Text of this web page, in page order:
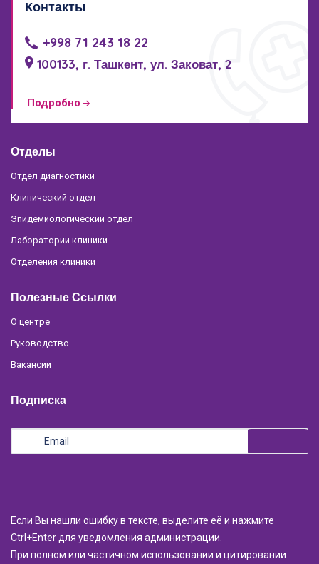
Контакты
+998 71 243 18 22
100133, г. Ташкент, ул. Заковат, 2
Подробно
Отделы
Отдел диагностики
Клинический отдел
Эпидемиологический отдел
Лаборатории клиники
Отделения клиники
Полезные Ссылки
О центре
Руководство
Вакансии
Подписка
Если Вы нашли ошибку в тексте, выделите её и нажмите
Ctrl+Enter для уведомления администрации.
При полном или частичном использовании и цитировании